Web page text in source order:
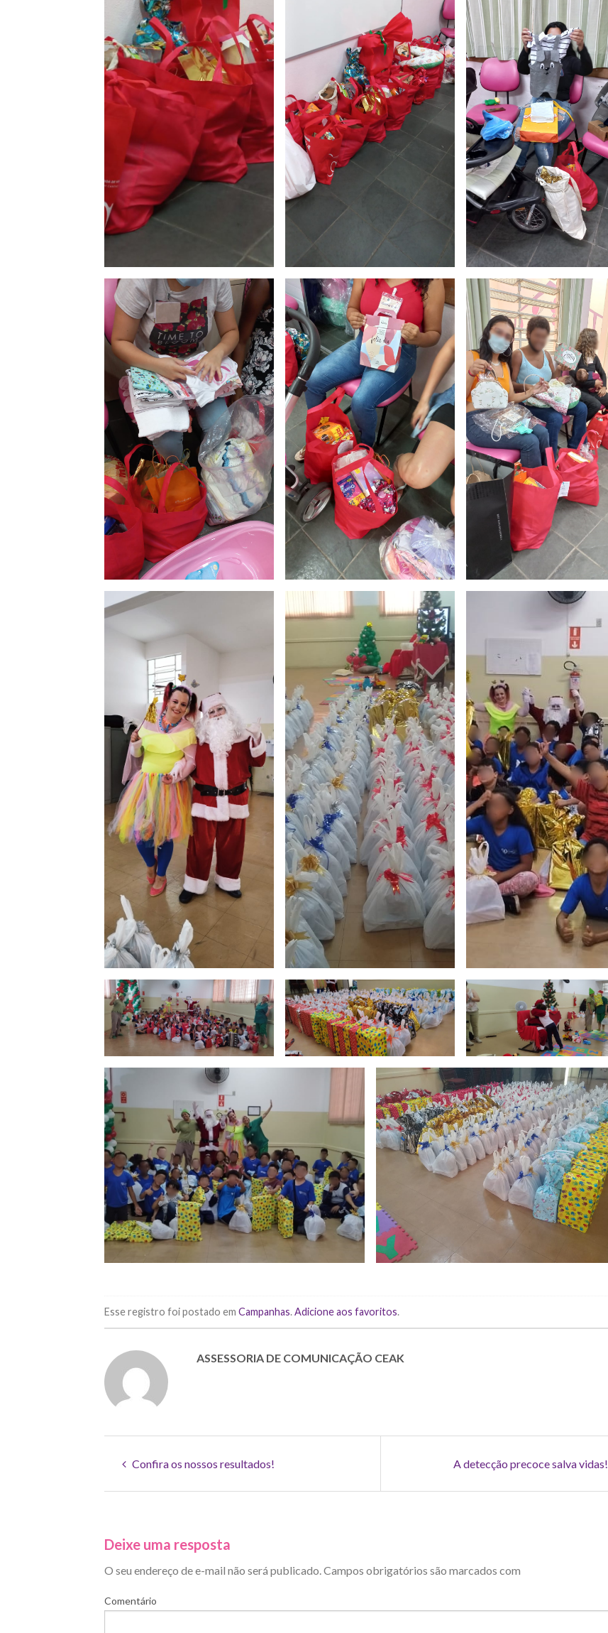
Esse registro foi postado em Campanhas.Adicione aos favoritos.
ASSESSORIA DE COMUNICAÇÃO CEAK
Confira os nossos resultados! A detecção precoce salva vidas!
Deixe uma resposta
O seu endereço de e-mail não será publicado. Campos obrigatórios são marcados com
Comentário